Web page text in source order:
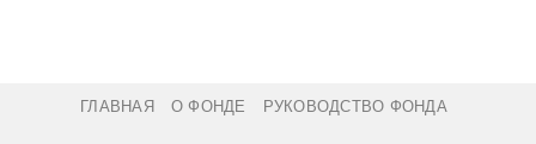
ГЛАВНАЯ О ФОНДЕ РУКОВОДСТВО ФОНДА